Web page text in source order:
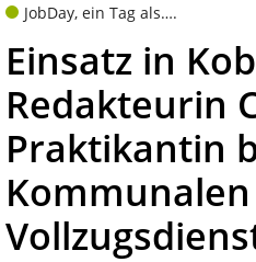
JobDay, ein Tag als….
Einsatz in
Redakteurin
Praktikantin
Kommunalen